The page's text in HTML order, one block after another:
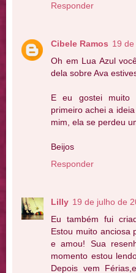
Responder
Cibele Ramos 19
Oh em Lua Azul
dela sobre Ava
E eu gostei muito
primeiro achei a
mim, ela se perdeu
Beijos
Responder
Lilly 19 de julho de
Eu também fui
Estou muito anciosa
e amou! Sua
momento estou
Depois vem